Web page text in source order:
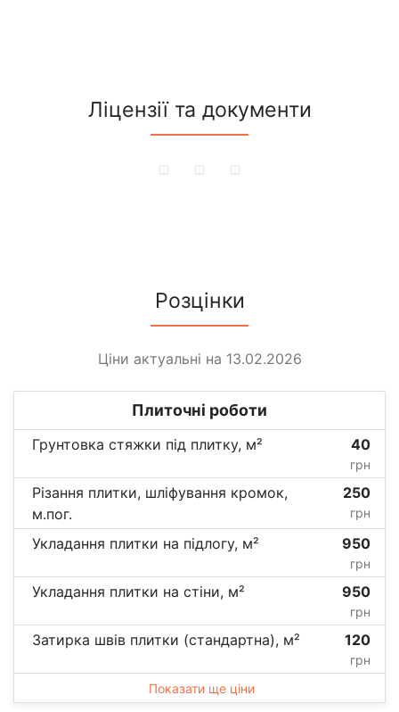
Ліцензії та документи
Розцінки
Ціни актуальні на 13.02.2026
Плиточні роботи
Грунтовка стяжки під плитку, м² 40
грн
Різання плитки, шліфування кромок,
м.пог.
250
грн
Укладання плитки на підлогу, м² 950
грн
Укладання плитки на стіни, м² 950
грн
Затирка швів плитки (стандартна), м² 120
грн
Показати ще ціни